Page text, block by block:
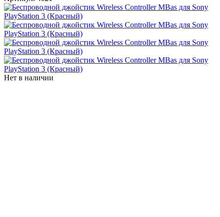
Нет в наличии